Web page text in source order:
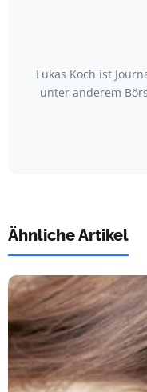
Lukas Koch ist
unter anderem
Ähnliche Artikel